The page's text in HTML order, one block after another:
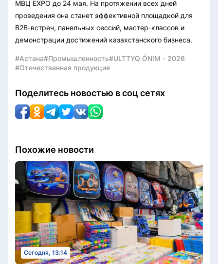
МВЦ EXPO до 24 мая. На протяжении всех дней
проведения она станет эффективной площадкой для
B2B-встреч, панельных сессий, мастер-классов и
демонстрации достижений казахстанского бизнеса.
#Астана#Промышленность#ULTTYQ ÓNIM - 2026
#Отечественная продукция
Поделитесь новостью в соц сетях
Похожие новости
Сегодня, 13:14